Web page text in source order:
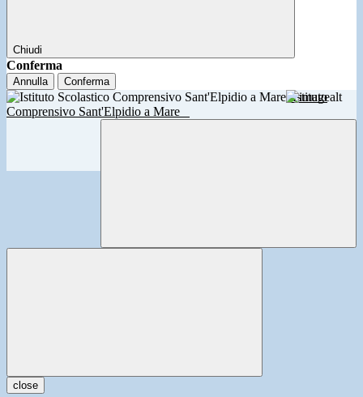
Chiudi
Conferma
Annulla Conferma
Istituto
Comprensivo Sant'Elpidio a Mare
close